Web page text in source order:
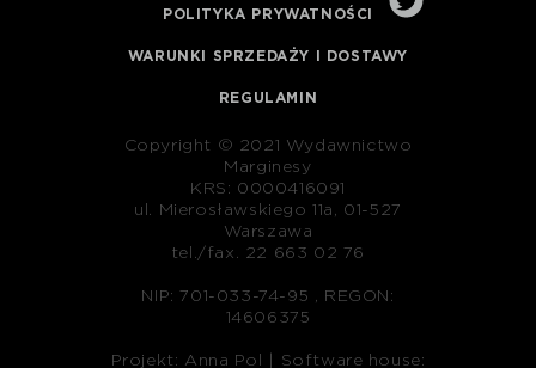
POLITYKA PRYWATNOŚCI
WARUNKI SPRZEDAŻY I DOSTAWY
REGULAMIN
Copyright © 2021 Wydawnictwo
Marginesy
KRS: 0000416091
ul. Mierosławskiego 11a, 01-527
Warszawa
tel./fax. 22 663 02 76
NIP: 701-033-74-95 , REGON:
14606375
Projekt: Anna Pol | Software house: